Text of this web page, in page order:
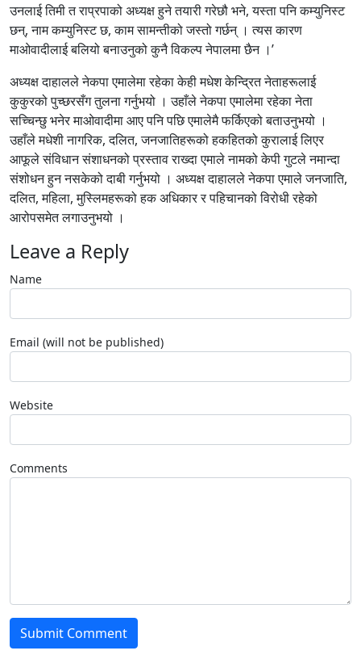
उनलाई तिमी त राप्रपाको अध्यक्ष हुने तयारी गरेछौ भने, यस्ता पनि कम्युनिस्ट
छन्, नाम कम्युनिस्ट छ, काम सामन्तीको जस्तो गर्छन् । त्यस कारण
माओवादीलाई बलियो बनाउनुको कुनै विकल्प नेपालमा छैन ।’
अध्यक्ष दाहालले नेकपा एमालेमा रहेका केही मधेश केन्द्रित नेताहरूलाई
कुकुरको पुच्छरसँग तुलना गर्नुभयो । उहाँले नेकपा एमालेमा रहेका नेता
सच्चिन्छु भनेर माओवादीमा आए पनि पछि एमालेमै फर्किएको बताउनुभयो ।
उहाँले मधेशी नागरिक, दलित, जनजातिहरूको हकहितको कुरालाई लिएर
आफूले संविधान संशाधनको प्रस्ताव राख्दा एमाले नामको केपी गुटले नमान्दा
संशोधन हुन नसकेको दाबी गर्नुभयो । अध्यक्ष दाहालले नेकपा एमाले जनजाति,
दलित, महिला, मुस्लिमहरूको हक अधिकार र पहिचानको विरोधी रहेको
आरोपसमेत लगाउनुभयो ।
Leave a Reply
Name
Email (will not be published)
Website
Comments